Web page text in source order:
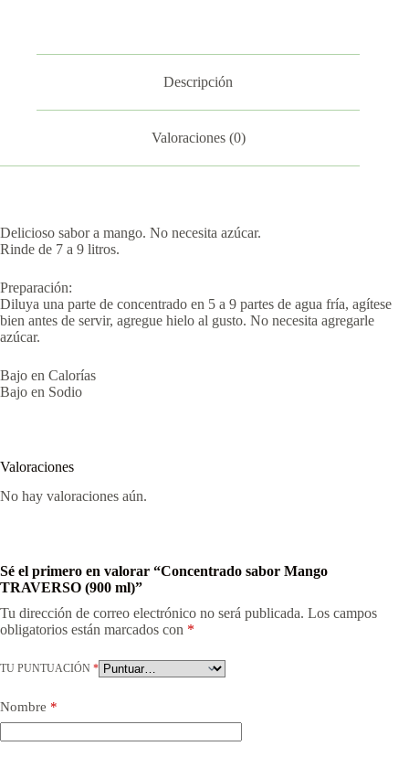
Descripción
Valoraciones (0)
Delicioso sabor a mango. No necesita azúcar.
Rinde de 7 a 9 litros.
Preparación:
Diluya una parte de concentrado en 5 a 9 partes de agua fría, agítese
bien antes de servir, agregue hielo al gusto. No necesita agregarle
azúcar.
Bajo en Calorías
Bajo en Sodio
Valoraciones
No hay valoraciones aún.
Sé el primero en valorar “Concentrado sabor Mango
TRAVERSO (900 ml)”
Tu dirección de correo electrónico no será publicada. Los campos
obligatorios están marcados con *
TU PUNTUACIÓN *
Nombre *